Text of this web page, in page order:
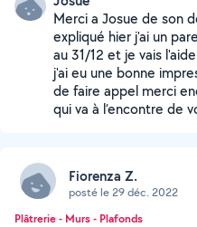
Merci a Josue de son
expliqué hier j'ai un
au 31/12 et je vais
j'ai eu une bonne
de faire appel merci
qui va à l’encontre de
Fiorenza Z.
posté le 29 déc. 2022
Plâtrerie - Murs - Plafonds